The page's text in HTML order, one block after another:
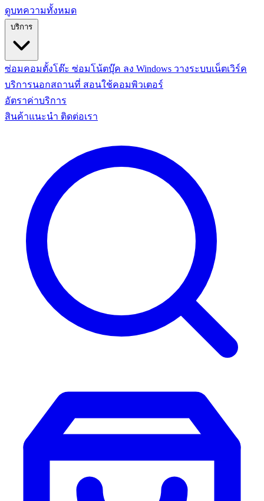
ดูบทความทั้งหมด
ซ่อมคอมตั้งโต๊ะ ซ่อมโน้ตบุ๊ค ลง Windows วางระบบเน็ตเวิร์ค
บริการนอกสถานที่ สอนใช้คอมพิวเตอร์
อัตราค่าบริการ
สินค้าแนะนำ ติดต่อเรา